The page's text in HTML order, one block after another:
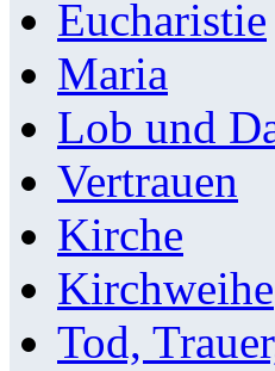
Eucharistie
Maria
Lob und
Vertrauen
Kirche
Kirchweihe
Tod,